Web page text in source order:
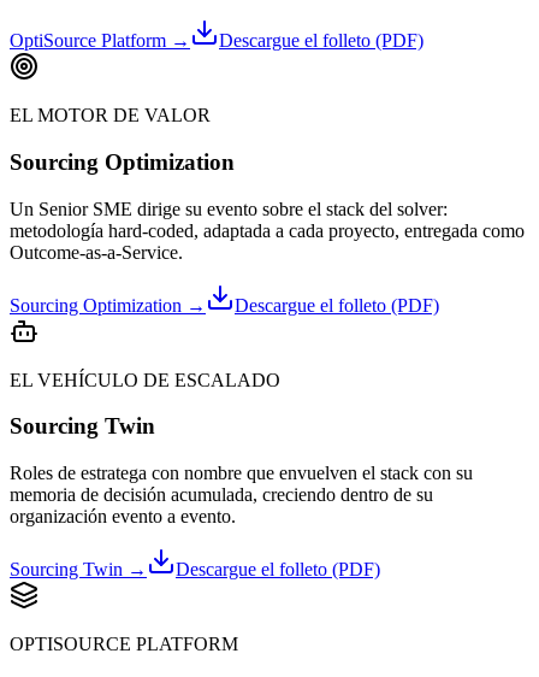
OptiSource Platform → Descargue el folleto (PDF)
EL MOTOR DE VALOR
Sourcing Optimization
Un Senior SME dirige su evento sobre el stack del solver:
metodología hard-coded, adaptada a cada proyecto, entregada como
Outcome-as-a-Service.
Sourcing Optimization → Descargue el folleto (PDF)
EL VEHÍCULO DE ESCALADO
Sourcing Twin
Roles de estratega con nombre que envuelven el stack con su
memoria de decisión acumulada, creciendo dentro de su
organización evento a evento.
Sourcing Twin → Descargue el folleto (PDF)
OPTISOURCE PLATFORM